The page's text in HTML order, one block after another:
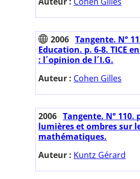
2006 Tangente. N°
Education. p. 6-8. TICE
: l´opinion de l´I.G.
Auteur : Cohen Gilles
2006 Tangente. N° 110.
lumières et ombres sur
mathématiques.
Auteur : Kuntz Gérard